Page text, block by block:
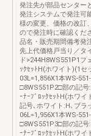
発注先が部品センター
発注システムで発注可
様の変更、価格の改訂
ので発注時に確認くだ
品名・販売期間備考発
先上代価格戸当り／タ
ド>244H8WS551P1フ
ｯｸｾｯﾄH(ホワイト)(1セ
03L=1,856X1本WS-
□8WS551P2□部の記号
ｰﾅｰﾌﾞﾛｯｸｾｯﾄH(ホワ
記号､ホワイト:H､ブラ
06L=1,956X1本WS-
□8WS551P3□部の記号
ｰﾅｰﾌﾞﾛｯｸｾｯﾄH(ホワ